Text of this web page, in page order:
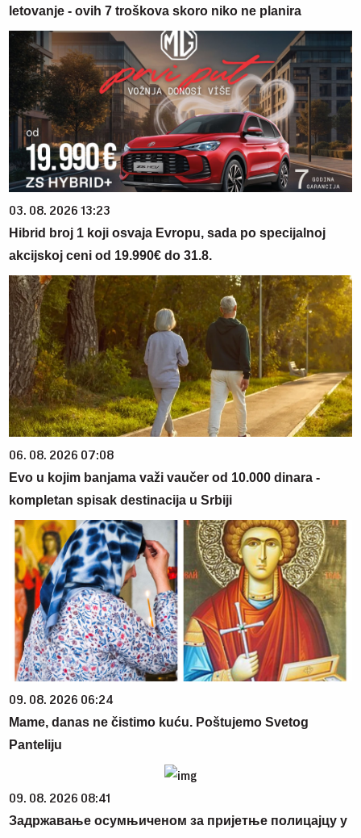
letovanje - ovih 7 troškova skoro niko ne planira
03. 08. 2026 13:23
Hibrid broj 1 koji osvaja Evropu, sada po specijalnoj
akcijskoj ceni od 19.990€ do 31.8.
06. 08. 2026 07:08
Evo u kojim banjama važi vaučer od 10.000 dinara -
kompletan spisak destinacija u Srbiji
09. 08. 2026 06:24
Mame, danas ne čistimo kuću. Poštujemo Svetog
Panteliju
09. 08. 2026 08:41
Задржавање осумњиченом за пријетње полицајцу у